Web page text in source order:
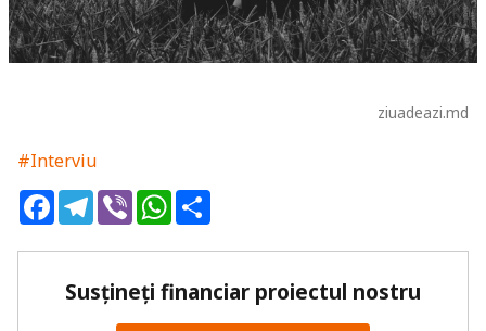
ziuadeazi.md
#Interviu
FacebookTelegram
ViberWhatsApp
Susțineți financiar proiectul nostru